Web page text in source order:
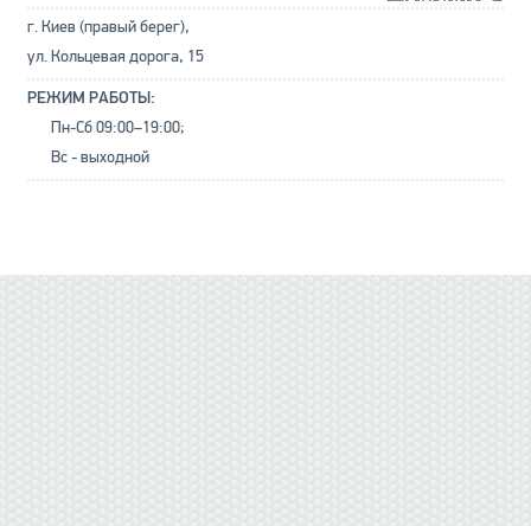
г. Киев (правый берег),
ул. Кольцевая дорога, 15
РЕЖИМ РАБОТЫ:
Пн-Сб 09:00–19:00;
Вс - выходной